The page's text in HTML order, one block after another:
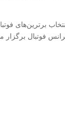
برترین‌های
فوتبال برگزار